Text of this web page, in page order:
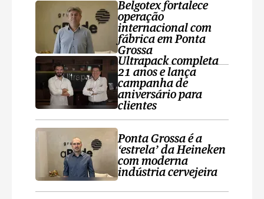
Belgotex fortalece
operação
internacional com
fábrica em Ponta
Grossa
Ultrapack completa
21 anos e lança
campanha de
aniversário para
clientes
Ponta Grossa é a
‘estrela’ da Heineken
com moderna
indústria cervejeira